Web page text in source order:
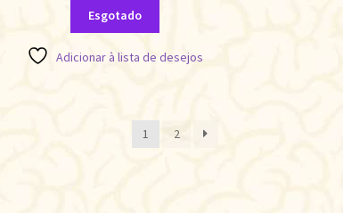
Esgotado
Adicionar à lista de desejos
1 2